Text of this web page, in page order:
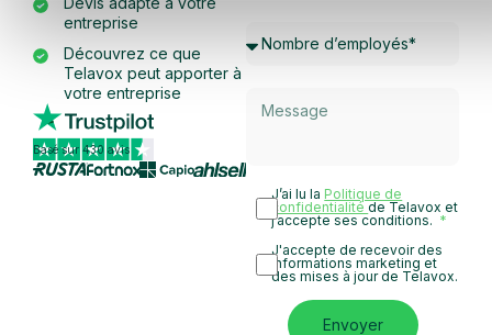
entreprise
Découvrez ce que
Telavox peut apporter à
votre entreprise
Basé sur 430 avis
J’ai lu la Politique de
confidentialitéde Telavox et
j’accepte ses conditions.
J'accepte de recevoir des
informations marketing et
des mises à jour de Telavox.
Envoyer